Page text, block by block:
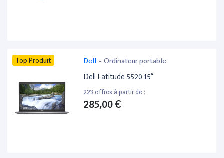
Top Produit Dell - Ordinateur portable
Dell Latitude 5520 15”
223 offres à partir de :
285,00 €